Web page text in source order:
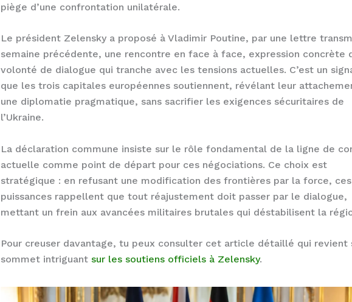
piège d’une confrontation unilatérale.
Le président Zelensky a proposé à Vladimir Poutine, par une lettre
semaine précédente, une rencontre en face à face, expression concrète
volonté de dialogue qui tranche avec les tensions actuelles. C’est un
que les trois capitales européennes soutiennent, révélant leur
une diplomatie pragmatique, sans sacrifier les exigences sécuritaires de
l’Ukraine.
La déclaration commune insiste sur le rôle fondamental de la ligne de
actuelle comme point de départ pour ces négociations. Ce choix est
stratégique : en refusant une modification des frontières par la force, ces
puissances rappellent que tout réajustement doit passer par le dialogue,
mettant un frein aux avancées militaires brutales qui déstabilisent la
Pour creuser davantage, tu peux consulter cet article détaillé qui revient
sommet intriguant sur les soutiens officiels à Zelensky.